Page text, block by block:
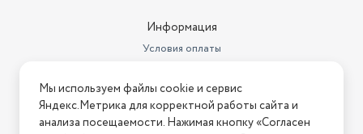
Информация
Условия оплаты
Условия возврата
Нашли ошибку на сайте? Напишите нам
Мы используем файлы cookie и сервис
Яндекс.Метрика для корректной работы сайта и
анализа посещаемости. Нажимая кнопку «Согласен